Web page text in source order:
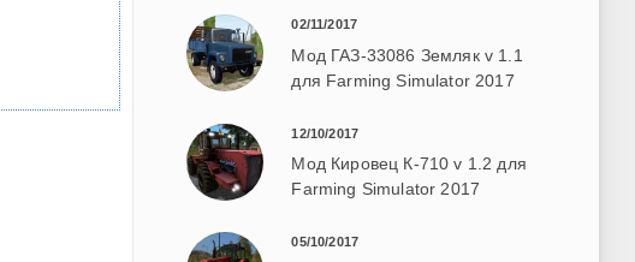
02/11/2017
Мод ГАЗ-33086 Земляк v 1.1
для Farming Simulator 2017
12/10/2017
Мод Кировец К-710 v 1.2 для
Farming Simulator 2017
05/10/2017